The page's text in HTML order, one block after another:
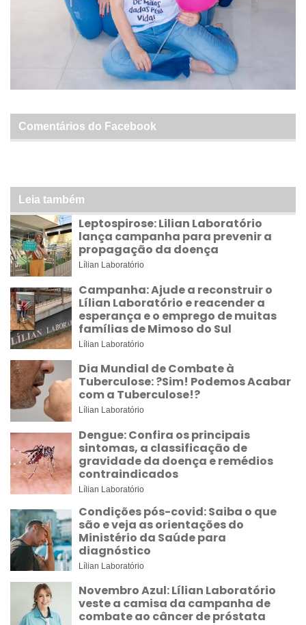
Comentários do Facebook
Leia também
Leptospirose: Lilian Laboratório
lança campanha para prevenir a
propagação da doença
Lílian Laboratório
Campanha: Ajude a reconstruir o
Lílian Laboratório e reacender a
esperança e o emprego de muitas
famílias de Mimoso do Sul
Lílian Laboratório
Dia Mundial de Combate à
Tuberculose: ?Sim! Podemos Acabar
com a Tuberculose!?
Lílian Laboratório
Dengue: Confira os principais
sintomas, a classificação de
gravidade da doença e remédios
contraindicados
Lílian Laboratório
Condições pós-covid: Saiba o que
são e veja as orientações do
Ministério da Saúde para
diagnóstico
Lílian Laboratório
Novembro Azul: Lílian Laboratório
veste a camisa da campanha de
combate ao câncer de próstata